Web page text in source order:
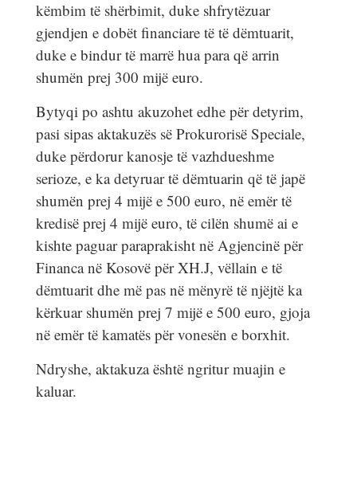
këmbim të shërbimit, duke shfrytëzuar
gjendjen e dobët financiare të të dëmtuarit,
duke e bindur të marrë hua para që arrin
shumën prej 300 mijë euro.
Bytyqi po ashtu akuzohet edhe për detyrim,
pasi sipas aktakuzës së Prokurorisë Speciale,
duke përdorur kanosje të vazhdueshme
serioze, e ka detyruar të dëmtuarin që të japë
shumën prej 4 mijë e 500 euro, në emër të
kredisë prej 4 mijë euro, të cilën shumë ai e
kishte paguar paraprakisht në Agjencinë për
Financa në Kosovë për XH.J, vëllain e të
dëmtuarit dhe më pas në mënyrë të njëjtë ka
kërkuar shumën prej 7 mijë e 500 euro, gjoja
në emër të kamatës për vonesën e borxhit.
Ndryshe, aktakuza është ngritur muajin e
kaluar.